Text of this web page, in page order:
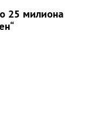
25 милиона